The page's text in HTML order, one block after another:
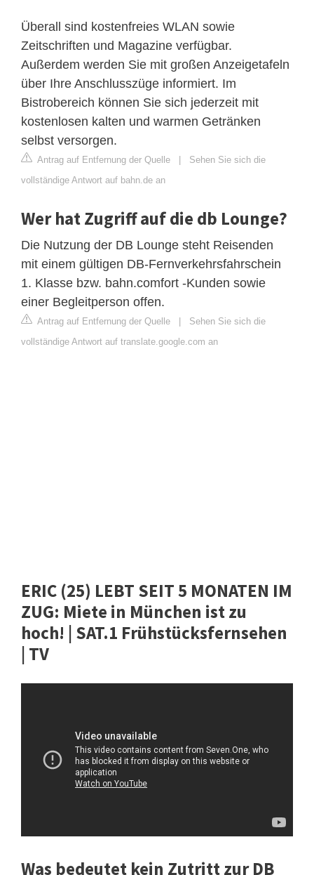
Überall sind kostenfreies WLAN sowie
Zeitschriften und Magazine verfügbar.
Außerdem werden Sie mit großen Anzeigetafeln
über Ihre Anschlusszüge informiert. Im
Bistrobereich können Sie sich jederzeit mit
kostenlosen kalten und warmen Getränken
selbst versorgen.
Antrag auf Entfernung der Quelle
Sehen Sie sich die
vollständige Antwort auf bahn.de an
Wer hat Zugriff auf die db Lounge?
Die Nutzung der DB Lounge steht Reisenden
mit einem gültigen DB-Fernverkehrsfahrschein
1. Klasse bzw. bahn.comfort -Kunden sowie
einer Begleitperson offen.
Antrag auf Entfernung der Quelle
Sehen Sie sich die
vollständige Antwort auf translate.google.com an
ERIC (25) LEBT SEIT 5 MONATEN IM
ZUG: Miete in München ist zu
hoch! | SAT.1 Frühstücksfernsehen
| TV
Was bedeutet kein Zutritt zur DB